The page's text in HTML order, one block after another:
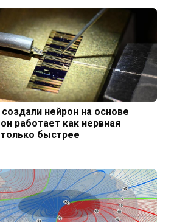
нейрон на основе
работает как нервная
быстрее